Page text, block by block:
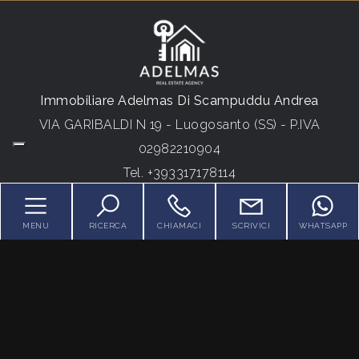
Immobiliare Adelmas Di Scampuddu Andrea
VIA GARIBALDI N 19 - Luogosanto (SS) - P.IVA
02982210904
Tel. +393317178114
Camere
minime
1
MENU RICERCA CHIAMACI SCRIVICI WHATSAPP